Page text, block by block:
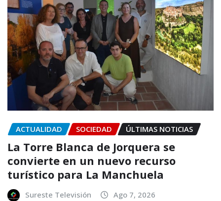
ACTUALIDAD SOCIEDAD ÚLTIMAS NOTICIAS
La Torre Blanca de Jorquera se
convierte en un nuevo recurso
turístico para La Manchuela
Sureste Televisión Ago 7, 2026